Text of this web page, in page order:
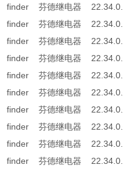
finder 芬德继电器
finder 芬德继电器
finder 芬德继电器
finder 芬德继电器
finder 芬德继电器
finder 芬德继电器
finder 芬德继电器
finder 芬德继电器
finder 芬德继电器
finder 芬德继电器